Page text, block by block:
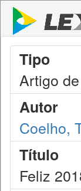
Tipo
Artigo
Autor
Coelho,
Título
Feliz